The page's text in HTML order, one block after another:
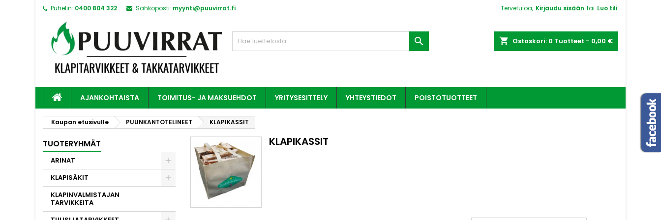
Puhelin: 0400 804 322 Sähköposti: myynti@puuvirrat.fi Tervetuloa, Kirjaudu sisään tai Luo tili
shopping_cart Ostoskori: 0 Tuotteet - 0,00 €

AJANKOHTAISTA TOIMITUS- JA MAKSUEHDOT YRITYSESITTELY YHTEYSTIEDOT POISTOTUOTTEET
Kaupan etusivulle PUUNKANTOTELINEET KLAPIKASSIT
TUOTERYHMÄT
ARINAT
KLAPISÄKIT
KLAPINVALMISTAJAN
TARVIKKEITA
KLAPIKASSIT